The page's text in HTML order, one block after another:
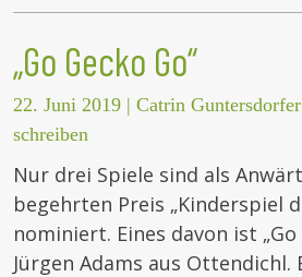
„Go Gecko Go“
22. Juni 2019 | Catrin Guntersdorfer
schreiben
Nur drei Spiele sind als
begehrten Preis „Kinderspiel
nominiert. Eines davon ist „Go
Jürgen Adams aus Ottendichl.